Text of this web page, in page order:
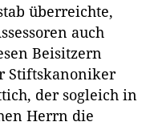
überreichte,
auch
Beisitzern
Stiftskanoniker
der sogleich in
Herrn die